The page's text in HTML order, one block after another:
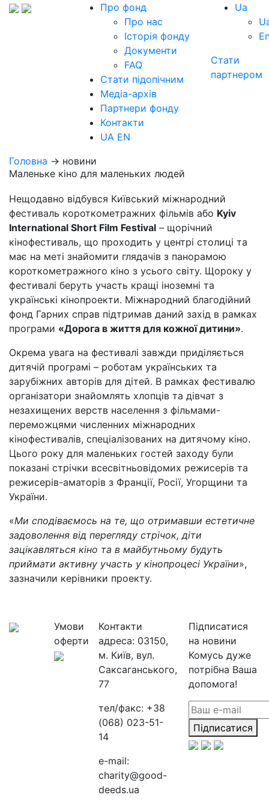
Про фонд
Про нас
Історія фонду
Документи
FAQ
Стати підопічним
Медіа-архів
Партнери фонду
Контакти
UA EN
Ua
Стати
партнером
Головна → новини
Маленьке кіно для маленьких людей
Нещодавно відбувся Київський міжнародний
фестиваль короткометражних фільмів або Kyiv
International Short Film Festival – щорічний
кінофестиваль, що проходить у центрі столиці та
має на меті знайомити глядачів з панорамою
короткометражного кіно з усього світу. Щороку у
фестивалі беруть участь кращі іноземні та
українські кінопроекти. Міжнародний благодійний
фонд Гарних справ підтримав даний захід в рамках
програми «Дорога в життя для кожної дитини».
Окрема увага на фестивалі завжди приділяється
дитячій програмі – роботам українських та
зарубіжних авторів для дітей. В рамках фестивалю
організатори знайомлять хлопців та дівчат з
незахищених верств населення з фільмами-
переможцями численних міжнародних
кінофестивалів, спеціалізованих на дитячому кіно.
Цього року для маленьких гостей заходу були
показані стрічки всесвітньовідомих режисерів та
режисерів-аматорів з Франції, Росії, Угорщини та
України.
«Ми сподіваємось на те, що отримавши естетичне
задоволення від перегляду стрічок, діти
зацікавляться кіно та в майбутньому будуть
приймати активну участь у кінопроцесі України»,
зазначили керівники проекту.
Умови
оферти
Контакти
адреса: 03150,
м. Київ, вул.
Саксаганського,
77
тел/факс: +38
(068) 023-51-
14
e-mail:
charity@good-
deeds.ua
Підписатися
на новини
Комусь дуже
потрібна Ваша
допомога!
Підписатися